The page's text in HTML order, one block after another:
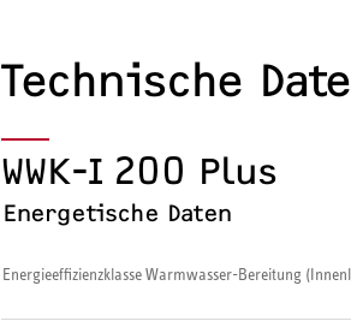
Technische
WWK-I 200 Plus
Energetische Daten
Energieeffizienzklasse Warmwasser-Bereitung